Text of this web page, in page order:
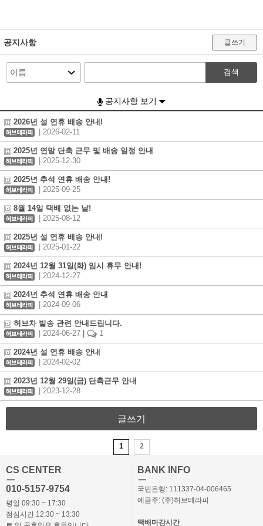
공지사항 글쓰기
검색
공지사항 보기
2026년 설 연휴 배송 안내!
| 2026-02-11
2025년 연말 단축 근무 및 배송 일정 안내
| 2025-12-30
2025년 추석 연휴 배송 안내!
| 2025-09-25
8월 14일 택배 없는 날!
| 2025-08-12
2025년 설 연휴 배송 안내!
| 2025-01-22
2024년 12월 31일(화) 임시 휴무 안내!
| 2024-12-27
2024년 추석 연휴 배송 안내
| 2024-09-06
허브차 발송 관련 안내드립니다.
| 2024-06-27
1
2024년 설 연휴 배송 안내
| 2024-02-02
2023년 12월 29일(금) 단축근무 안내
| 2023-12-28
글쓰기
1 2
CS CENTER
ㅡ
010-5157-9754
평일 09:30 ~ 17:30
점심시간 12:30 ~ 13:30
BANK INFO
ㅡ
국민은행: 111337-04-006465
예금주: (주)허브테라피
택배마감시간